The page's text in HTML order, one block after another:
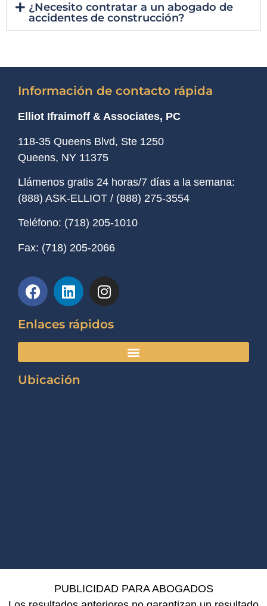
¿Necesito contratar a un abogado de
accidentes de construcción?
Información de contacto rápida
Elliot Ifraimoff & Associates, PC
118-35 Queens Blvd, Ste 1250
Queens, NY 11375
Llámenos gratis 24 horas/7 días a la semana:
(888) ASK-ELLIOT / (888) 275-3554
Teléfono: (718) 205-1010
Fax: (718) 205-2066
Enlaces rápidos
Ubicación
PUBLICIDAD PARA ABOGADOS